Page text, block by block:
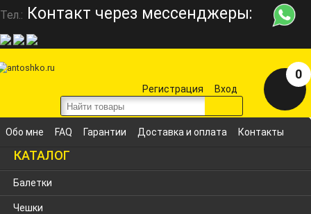
Тел.: Контакт через мессенджеры:
0
Вход
Регистрация
Обо мне FAQ Гарантии Доставка и оплата Контакты
КАТАЛОГ
Балетки
Чешки